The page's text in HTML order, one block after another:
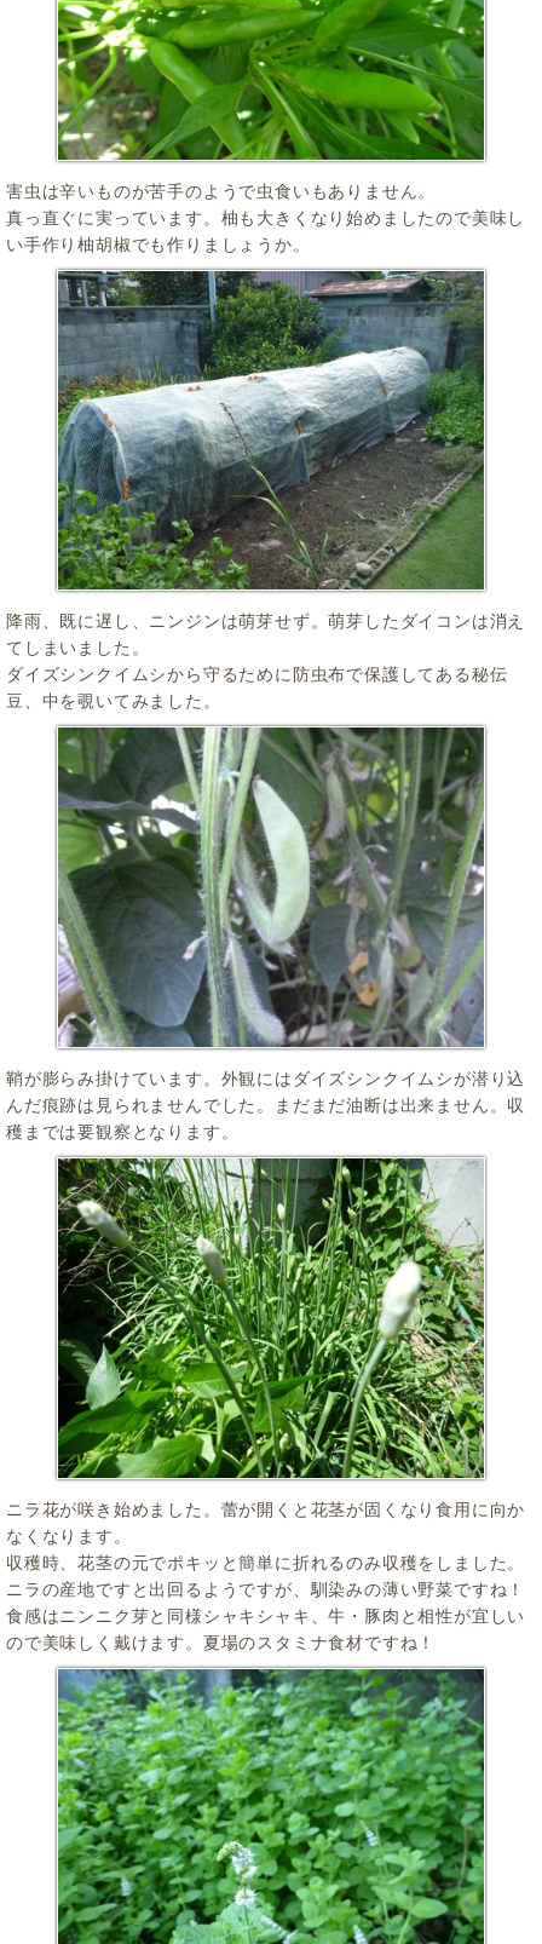
害虫は辛いものが苦手のようで虫食いもありません。
真っ直ぐに実っています。柚も大きくなり始めましたので美味し
い手作り柚胡椒でも作りましょうか。
降雨、既に遅し、ニンジンは萌芽せず。萌芽したダイコンは消え
てしまいました。
ダイズシンクイムシから守るために防虫布で保護してある秘伝
豆、中を覗いてみました。
鞘が膨らみ掛けています。外観にはダイズシンクイムシが潜り込
んだ痕跡は見られませんでした。まだまだ油断は出来ません。収
穫までは要観察となります。
ニラ花が咲き始めました。蕾が開くと花茎が固くなり食用に向か
なくなります。
収穫時、花茎の元でポキッと簡単に折れるのみ収穫をしました。
ニラの産地ですと出回るようですが、馴染みの薄い野菜ですね！
食感はニンニク芽と同様シャキシャキ、牛・豚肉と相性が宜しい
ので美味しく戴けます。夏場のスタミナ食材ですね！